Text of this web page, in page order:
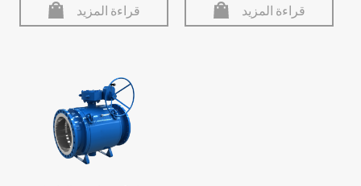
قراءة المزيد قراءة المزيد